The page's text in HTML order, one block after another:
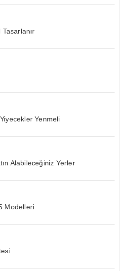
Yenmeli
Alabileceğiniz Yerler
Modelleri